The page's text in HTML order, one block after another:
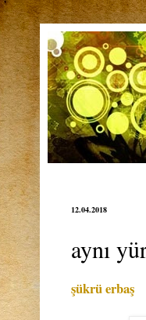
12.04.2018
aynı
şükrü erbaş